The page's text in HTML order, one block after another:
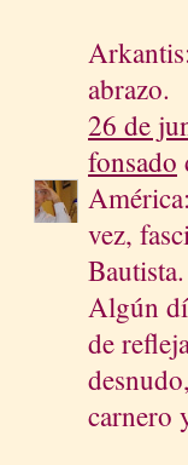
abrazo.
26 de
fonsado
vez,
Bautista.
Algún
de
carnero